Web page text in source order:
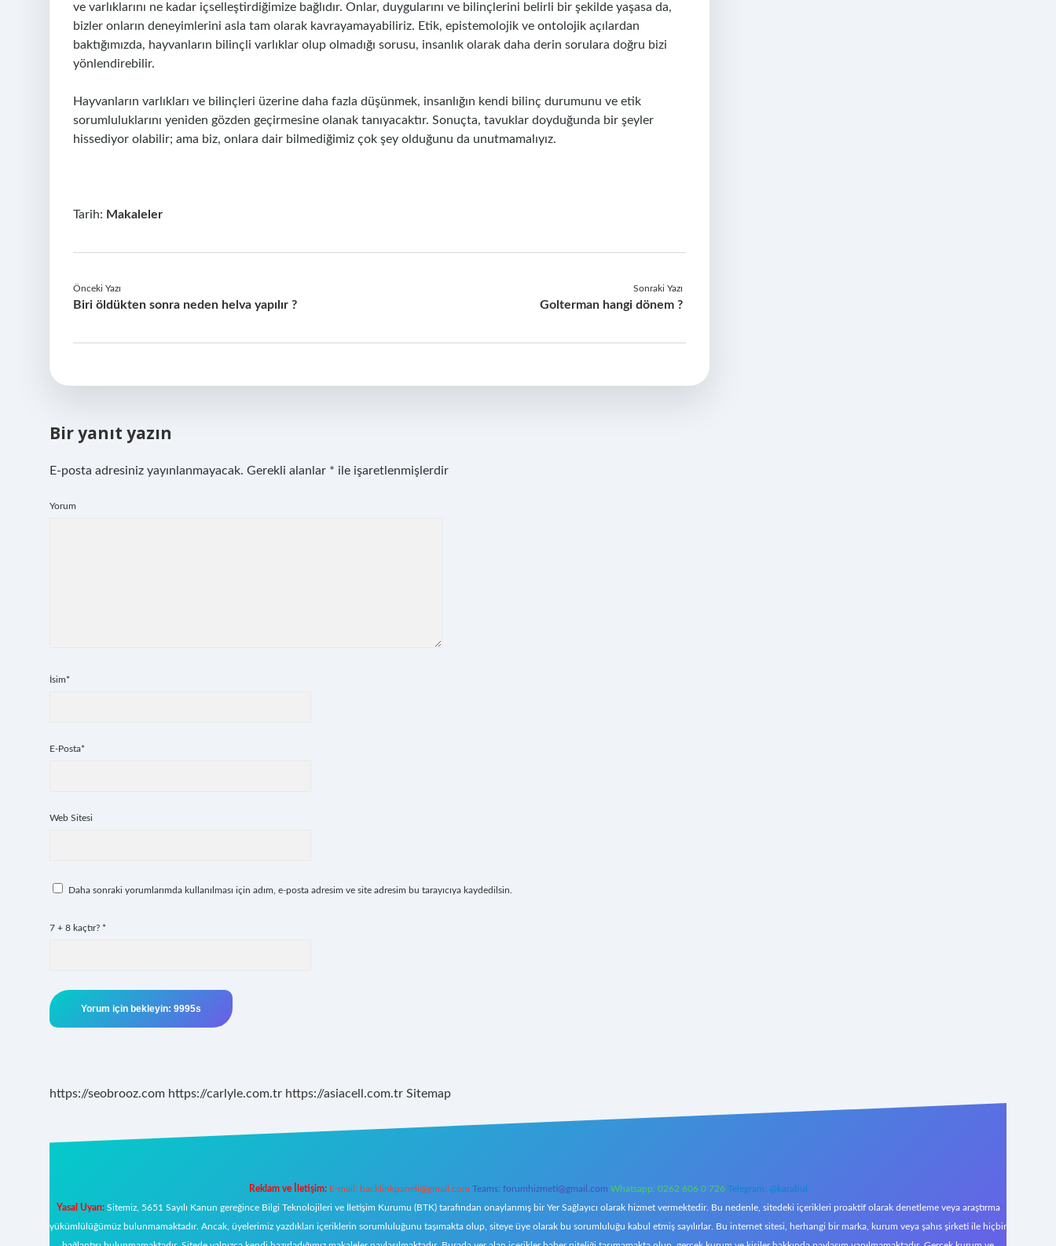
ve varlıklarını ne kadar içselleştirdiğimize bağlıdır. Onlar, duygularını ve bilinçlerini belirli bir şekilde yaşasa da,
bizler onların deneyimlerini asla tam olarak kavrayamayabiliriz. Etik, epistemolojik ve ontolojik açılardan
baktığımızda, hayvanların bilinçli varlıklar olup olmadığı sorusu, insanlık olarak daha derin sorulara doğru bizi
yönlendirebilir.
Hayvanların varlıkları ve bilinçleri üzerine daha fazla düşünmek, insanlığın kendi bilinç durumunu ve etik
sorumluluklarını yeniden gözden geçirmesine olanak tanıyacaktır. Sonuçta, tavuklar doyduğunda bir şeyler
hissediyor olabilir; ama biz, onlara dair bilmediğimiz çok şey olduğunu da unutmamalıyız.
Tarih: Makaleler
Önceki Yazı
Biri öldükten sonra neden helva yapılır ?
Sonraki Yazı
Golterman hangi dönem ?
Bir yanıt yazın
E-posta adresiniz yayınlanmayacak. Gerekli alanlar * ile işaretlenmişlerdir
Yorum
İsim*
E-Posta*
Web Sitesi
Daha sonraki yorumlarımda kullanılması için adım, e-posta adresim ve site adresim bu tarayıcıya kaydedilsin.
7 + 8 kaçtır? *
https://seobrooz.com https://carlyle.com.tr https://asiacell.com.tr Sitemap
Reklam ve İletişim: E-mail: backlinkpaneli@gmail.com Teams: forumhizmeti@gmail.com Whatsapp: 0262 606 0 726 Telegram: @karabul
Yasal Uyarı:Sitemiz, 5651 Sayılı Kanun gereğince Bilgi Teknolojileri ve İletişim Kurumu (BTK) tarafından onaylanmış bir Yer Sağlayıcı olarak hizmet vermektedir. Bu nedenle, sitedeki içerikleri proaktif olarak denetleme veya araştırma
yükümlülüğümüz bulunmamaktadır. Ancak, üyelerimiz yazdıkları içeriklerin sorumluluğunu taşımakta olup, siteye üye olarak bu sorumluluğu kabul etmiş sayılırlar. Bu internet sitesi, herhangi bir marka, kurum veya şahıs şirketi ile hiçbir